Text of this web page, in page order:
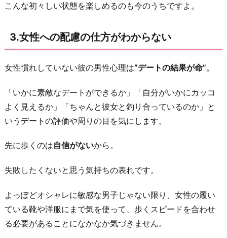
い
先
歩
の
ら
さ
自
由
奔
こんな初々しい状態を楽しめるのも今のうちですよ。
3.女性への配慮の仕方がわからない
女性慣れしていない彼の男性心理は”デートの結果が命”。
「いかに素敵なデートができるか」「自分がいかにカッコ
よく見えるか」「ちゃんと彼女と釣り合っているのか」と
いうデートの評価や周りの目を気にします。
先に歩くのは自信がないから。
失敗したくないと思う気持ちの表れです。
よっぽどオシャレに敏感な男子じゃない限り、女性の履い
ている靴や洋服にまで気を使って、歩くスピードを合わせ
る必要があることになかなか気づきません。